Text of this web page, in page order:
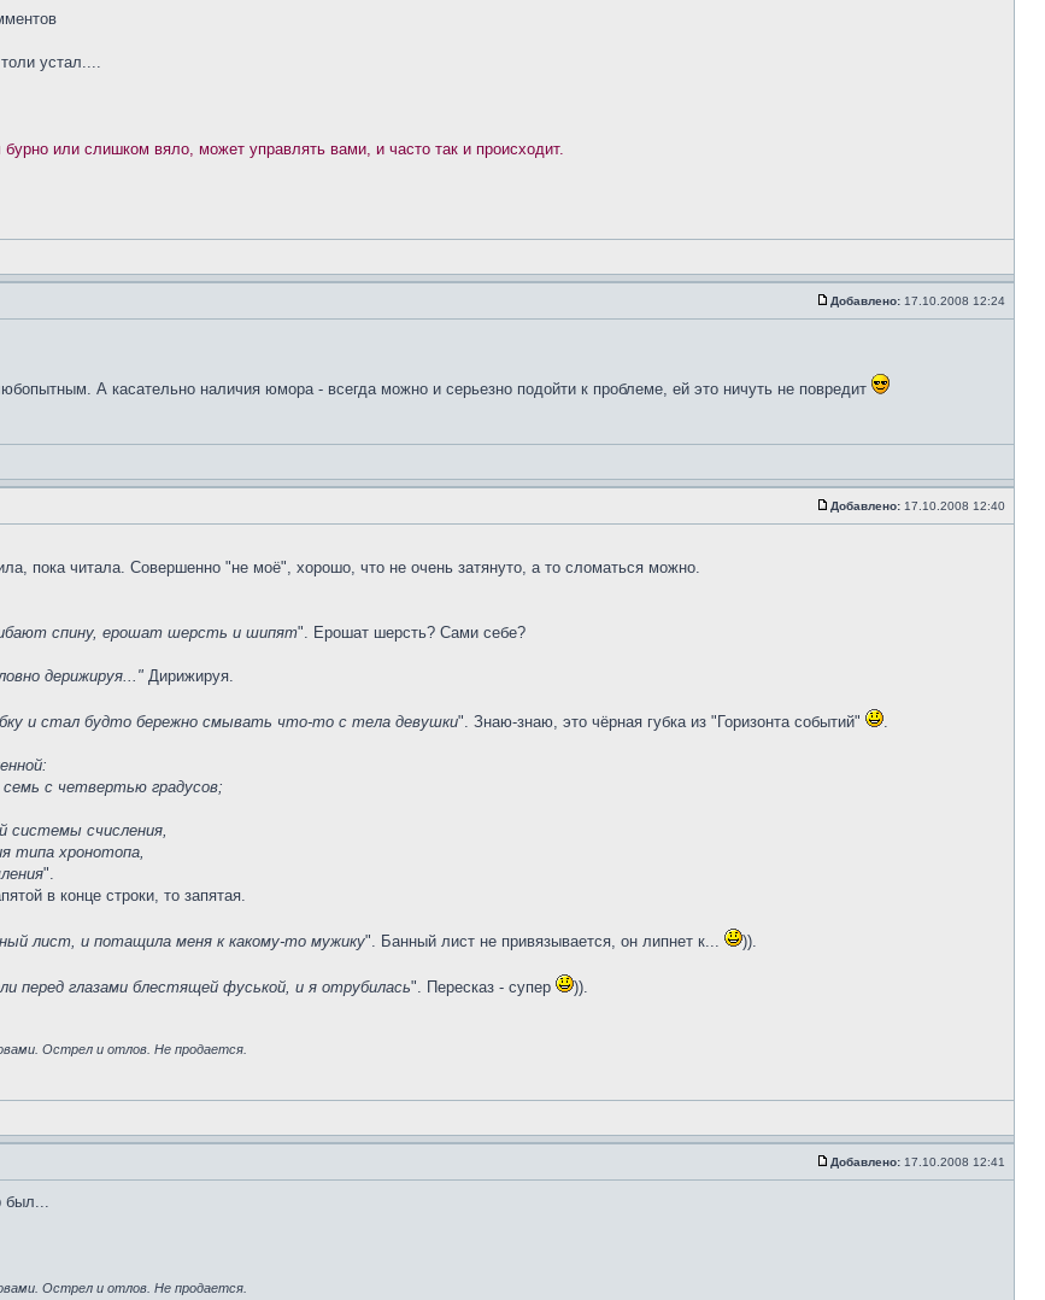
устал....
или слишком вяло, может управлять вами, и часто так и происходит.
Добавлено: 17.10.2008 12:24
А касательно наличия юмора - всегда можно и серьезно подойти к проблеме, ей это ничуть не повредит
Добавлено: 17.10.2008 12:40
пока читала. Совершенно "не моё", хорошо, что не очень затянуто, а то сломаться можно.
спину, ерошат шерсть и шипят". Ерошат шерсть? Сами себе?
дерижируя..." Дирижируя.
и стал будто бережно смывать что-то с тела девушки". Знаю-знаю, это чёрная губка из "Горизонта событий" .
семь с четвертью градусов;
системы счисления,
типа хронотопа,
".
в конце строки, то запятая.
лист, и потащила меня к какому-то мужику". Банный лист не привязывается, он липнет к... )).
перед глазами блестящей фуськой, и я отрубилась". Пересказ - супер )).
Острел и отлов. Не продается.
Добавлено: 17.10.2008 12:41
был...
Острел и отлов. Не продается.